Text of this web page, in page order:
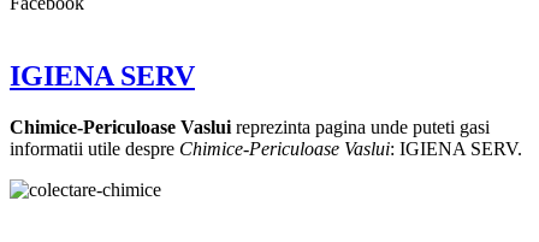
IGIENA SERV
Chimice-Periculoase Vaslui reprezinta pagina unde puteti gasi
informatii utile despre Chimice-Periculoase Vaslui: IGIENA SERV.